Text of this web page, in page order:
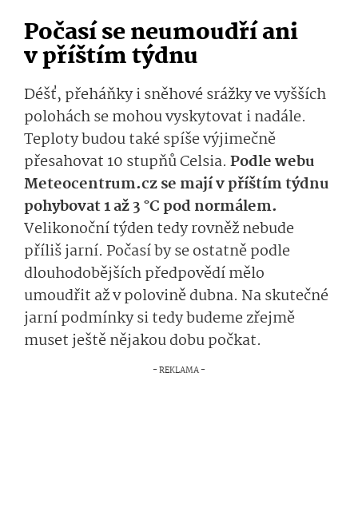
Počasí se neumoudří ani
v příštím týdnu
Déšť, přeháňky i sněhové srážky ve vyšších
polohách se mohou vyskytovat i nadále.
Teploty budou také spíše výjimečně
přesahovat 10 stupňů Celsia. Podle webu
Meteocentrum.cz se mají v příštím týdnu
pohybovat 1 až 3 °C pod normálem.
Velikonoční týden tedy rovněž nebude
příliš jarní. Počasí by se ostatně podle
dlouhodobějších předpovědí mělo
umoudřit až v polovině dubna. Na skutečné
jarní podmínky si tedy budeme zřejmě
muset ještě nějakou dobu počkat.